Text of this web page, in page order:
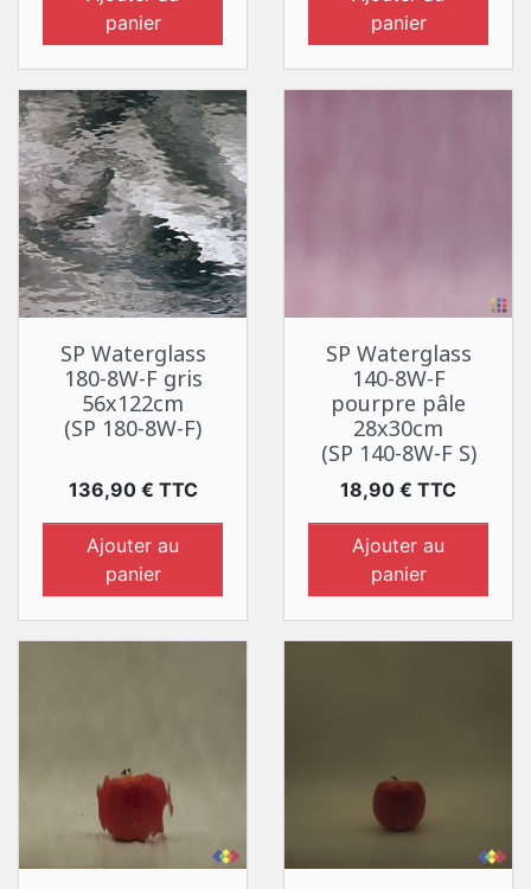
panier
panier
SP Waterglass
180-8W-F gris
56x122cm
(SP 180-8W-F)
Prix
136,90 € TTC
Ajouter au
panier
SP Waterglass
140-8W-F
pourpre pâle
28x30cm
(SP 140-8W-F S)
Prix
18,90 € TTC
Ajouter au
panier